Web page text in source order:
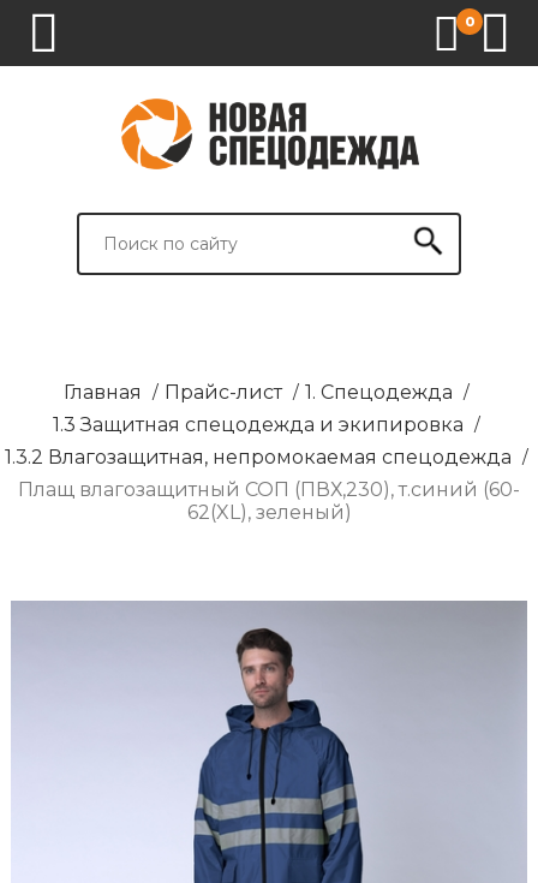
0
СПЕЦОДЕЖДА
СПЕЦОБУВЬ
СРЕДСТВА
ВСПОМОГАТЕЛЬНЫЕ
БРЕНДИРОВАНИЕ
Главная / Прайс-лист / 1. Спецодежда /
1.3 Защитная спецодежда и экипировка /
1.3.2 Влагозащитная, непромокаемая спецодежда /
Плащ влагозащитный СОП (ПВХ,230), т.синий (60-
62(XL), зеленый)